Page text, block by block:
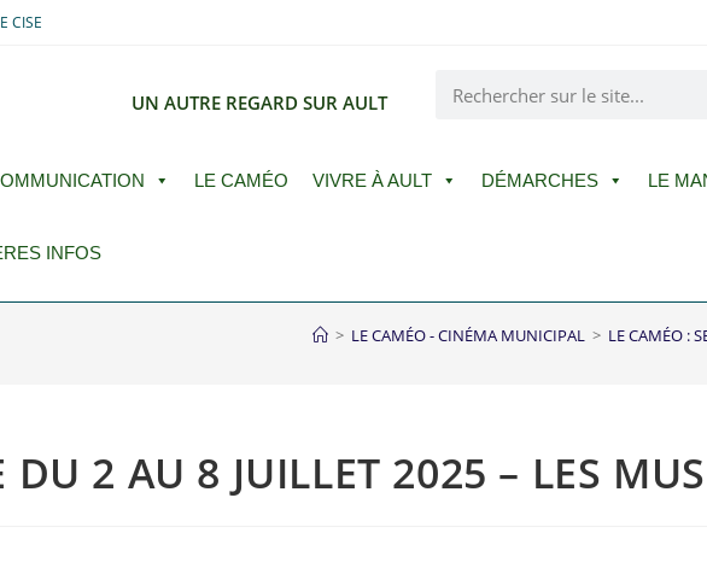
CISE
UN AUTRE REGARD SUR AULT
LE CAMÉO VIVRE À AULT DÉMARCHES LE
INFOS
> LE CAMÉO - CINÉMA MUNICIPAL > LE CAMÉO :
2 AU 8 JUILLET 2025 – LES